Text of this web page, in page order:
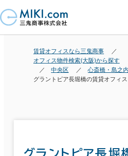
賃貸オフィスなら三鬼商事
オフィス物件検索(大阪)から探す
中央区
心斎橋・島之内
グラントピア長堀橋の賃貸オフィス
グラントピア長堀